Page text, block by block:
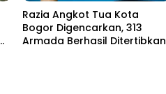
Razia Angkot Tua Kota
Bogor Digencarkan, 313
Armada Berhasil Ditertibkan